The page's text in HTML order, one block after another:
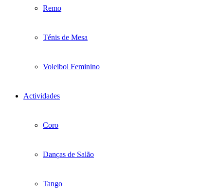
Remo
Ténis de Mesa
Voleibol Feminino
Actividades
Coro
Danças de Salão
Tango